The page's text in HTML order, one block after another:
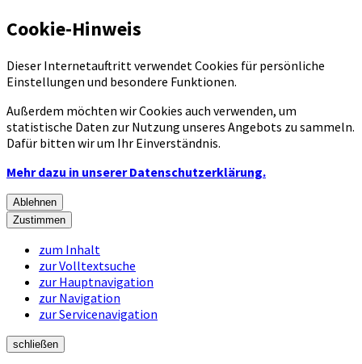
Cookie-Hinweis
Dieser Internetauftritt verwendet Cookies für persönliche
Einstellungen und besondere Funktionen.
Außerdem möchten wir Cookies auch verwenden, um
statistische Daten zur Nutzung unseres Angebots zu sammeln.
Dafür bitten wir um Ihr Einverständnis.
Mehr dazu in unserer Datenschutzerklärung.
Ablehnen
Zustimmen
zum Inhalt
zur Volltextsuche
zur Hauptnavigation
zur Navigation
zur Servicenavigation
schließen